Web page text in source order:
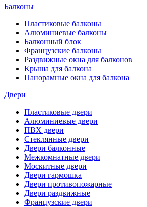
Балконы
Пластиковые балконы
Алюминиевые балконы
Балконный блок
Французские балконы
Раздвижные окна для балконов
Крыша для балкона
Панорамные окна для балкона
Двери
Пластиковые двери
Алюминиевые двери
ПВХ двери
Стеклянные двери
Двери балконные
Межкомнатные двери
Москитные двери
Двери гармошка
Двери противопожарные
Двери раздвижные
Французские двери